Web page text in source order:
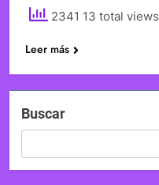
2341 13 total views
Leer más
Buscar